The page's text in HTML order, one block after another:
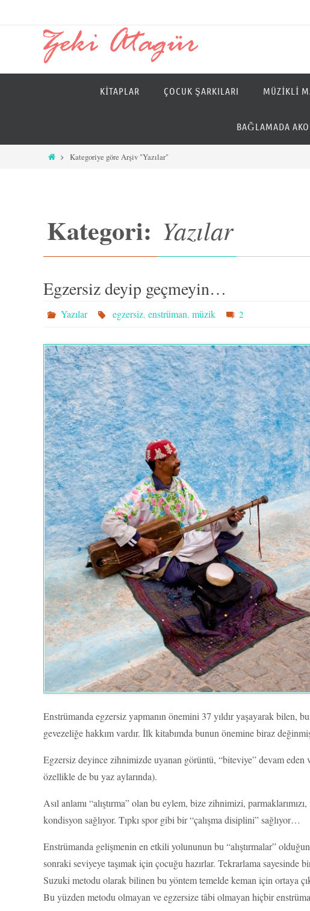
KITAPLAR ÇOCUK ŞARKILARI MÜZIKLI
BAĞLAMADA
HomeKategoriye göre Arşiv "Yazılar"
Kategori: Yazılar
Egzersiz deyip geçmeyin…
Yazılar egzersiz,enstrüman,müzik 2
Enstrümanda egzersiz yapmanın önemini 37 yıldır yaşayarak bilen,
gevezeliğe hakkım vardır. İlk kitabımda bunun önemine biraz
Egzersiz deyince zihnimizde uyanan görüntü, “biteviye” devam eden
özellikle de bu yaz aylarında).
Asıl anlamı “alıştırma” olan bu eylem, bize zihnimizi,
kondisyon sağlıyor. Tıpkı spor gibi bir “çalışma disiplini” sağlıyor…
Enstrümanda gelişmenin en etkili yolununun bu “alıştırmalar”
sonraki seviyeye taşımak için çocuğu hazırlar. Tekrarlama
Suzuki metodu olarak bilinen bu yöntem temelde keman için ortaya
Bu yüzden metodu olmayan ve egzersize tâbi olmayan hiçbir